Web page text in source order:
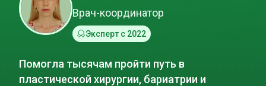
Врач-координатор
Эксперт с 2022
Помогла тысячам пройти путь в
пластической хирургии, бариатрии и